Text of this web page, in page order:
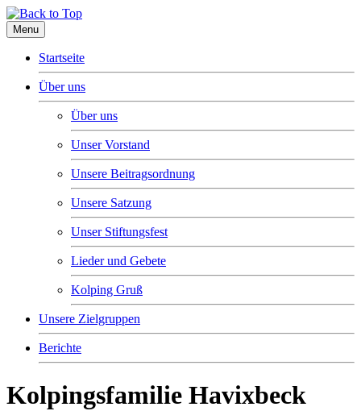
Menu
Startseite
Über uns
Über uns
Unser Vorstand
Unsere Beitragsordnung
Unsere Satzung
Unser Stiftungsfest
Lieder und Gebete
Kolping Gruß
Unsere Zielgruppen
Berichte
Kolpingsfamilie Havixbeck